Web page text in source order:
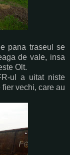
pana traseul se
de vale, insa
Olt.
ul a uitat niste
vechi, care au